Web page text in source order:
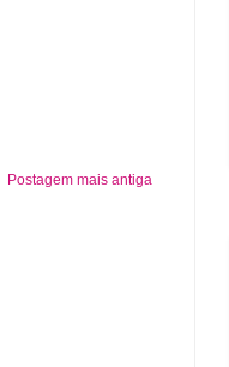
Postagem mais antiga